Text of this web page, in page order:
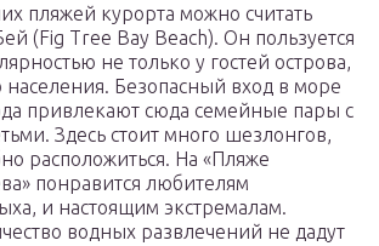
пляжей курорта можно считать
(Fig Tree Bay Beach). Он пользуется
не только у гостей острова,
населения. Безопасный вход в море
привлекают сюда семейные пары с
Здесь стоит много шезлонгов,
расположиться. На «Пляже
понравится любителям
и настоящим экстремалам.
водных развлечений не дадут